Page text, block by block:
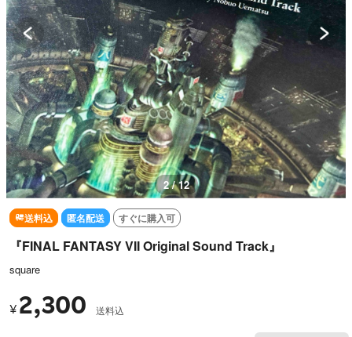
3 / 12
送料込 匿名配送 すぐに購入可
『FINAL FANTASY VII Original Sound Track』
square
¥ 2,300 送料込